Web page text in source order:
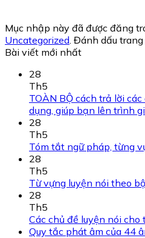
Mục nhập này đã được đăng
Uncategorized . Đánh dấu trang
Bài viết mới nhất
28
Th5
TOÀN BỘ cách trả lời
dụng, giúp bạn lên trình
28
Th5
Tóm tắt ngữ pháp, từng
28
Th5
Từ vựng luyện nói theo
28
Th5
Các chủ đề luyện nói cho
Quy tắc phát âm của 44